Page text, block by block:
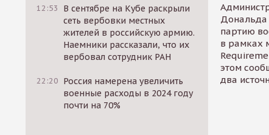
12:53
В сентябре на Кубе раскрыли
сеть вербовки местных
жителей в российскую армию.
Наемники рассказали, что их
вербовал сотрудник РАН
22:20 Россия намерена увеличить
военные расходы в 2024 году
почти на 70%
партию
в рамках
этом
два